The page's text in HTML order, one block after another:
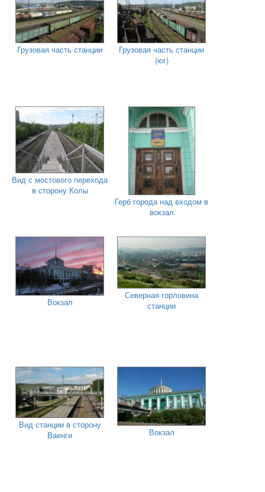
Грузовая часть станции
Грузовая часть станции
(юг)
Вид с мостового перехода
в сторону Колы
Герб города над входом в
вокзал
Вокзал
Северная горловина
станции
Вид станции в сторону
Ваенги
Вокзал